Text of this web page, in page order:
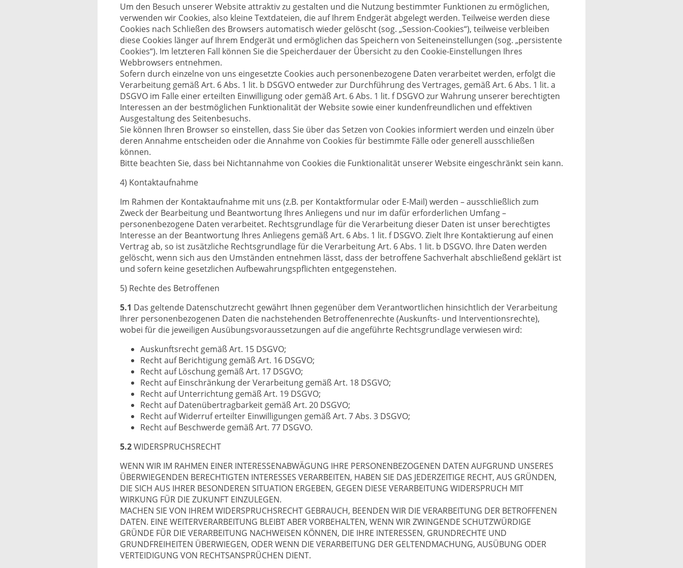
Um den Besuch unserer Website attraktiv zu gestalten und die Nutzung bestimmter Funktionen zu ermöglichen,
verwenden wir Cookies, also kleine Textdateien, die auf Ihrem Endgerät abgelegt werden. Teilweise werden diese
Cookies nach Schließen des Browsers automatisch wieder gelöscht (sog. „Session-Cookies“), teilweise verbleiben
diese Cookies länger auf Ihrem Endgerät und ermöglichen das Speichern von Seiteneinstellungen (sog. „persistente
Cookies“). Im letzteren Fall können Sie die Speicherdauer der Übersicht zu den Cookie-Einstellungen Ihres
Webbrowsers entnehmen.
Sofern durch einzelne von uns eingesetzte Cookies auch personenbezogene Daten verarbeitet werden, erfolgt die
Verarbeitung gemäß Art. 6 Abs. 1 lit. b DSGVO entweder zur Durchführung des Vertrages, gemäß Art. 6 Abs. 1 lit. a
DSGVO im Falle einer erteilten Einwilligung oder gemäß Art. 6 Abs. 1 lit. f DSGVO zur Wahrung unserer berechtigten
Interessen an der bestmöglichen Funktionalität der Website sowie einer kundenfreundlichen und effektiven
Ausgestaltung des Seitenbesuchs.
Sie können Ihren Browser so einstellen, dass Sie über das Setzen von Cookies informiert werden und einzeln über
deren Annahme entscheiden oder die Annahme von Cookies für bestimmte Fälle oder generell ausschließen
können.
Bitte beachten Sie, dass bei Nichtannahme von Cookies die Funktionalität unserer Website eingeschränkt sein kann.
4) Kontaktaufnahme
Im Rahmen der Kontaktaufnahme mit uns (z.B. per Kontaktformular oder E-Mail) werden – ausschließlich zum
Zweck der Bearbeitung und Beantwortung Ihres Anliegens und nur im dafür erforderlichen Umfang –
personenbezogene Daten verarbeitet. Rechtsgrundlage für die Verarbeitung dieser Daten ist unser berechtigtes
Interesse an der Beantwortung Ihres Anliegens gemäß Art. 6 Abs. 1 lit. f DSGVO. Zielt Ihre Kontaktierung auf einen
Vertrag ab, so ist zusätzliche Rechtsgrundlage für die Verarbeitung Art. 6 Abs. 1 lit. b DSGVO. Ihre Daten werden
gelöscht, wenn sich aus den Umständen entnehmen lässt, dass der betroffene Sachverhalt abschließend geklärt ist
und sofern keine gesetzlichen Aufbewahrungspflichten entgegenstehen.
5) Rechte des Betroffenen
5.1 Das geltende Datenschutzrecht gewährt Ihnen gegenüber dem Verantwortlichen hinsichtlich der Verarbeitung
Ihrer personenbezogenen Daten die nachstehenden Betroffenenrechte (Auskunfts- und Interventionsrechte),
wobei für die jeweiligen Ausübungsvoraussetzungen auf die angeführte Rechtsgrundlage verwiesen wird:
Auskunftsrecht gemäß Art. 15 DSGVO;
Recht auf Berichtigung gemäß Art. 16 DSGVO;
Recht auf Löschung gemäß Art. 17 DSGVO;
Recht auf Einschränkung der Verarbeitung gemäß Art. 18 DSGVO;
Recht auf Unterrichtung gemäß Art. 19 DSGVO;
Recht auf Datenübertragbarkeit gemäß Art. 20 DSGVO;
Recht auf Widerruf erteilter Einwilligungen gemäß Art. 7 Abs. 3 DSGVO;
Recht auf Beschwerde gemäß Art. 77 DSGVO.
5.2WIDERSPRUCHSRECHT
WENN WIR IM RAHMEN EINER INTERESSENABWÄGUNG IHRE PERSONENBEZOGENEN DATEN AUFGRUND UNSERES
ÜBERWIEGENDEN BERECHTIGTEN INTERESSES VERARBEITEN, HABEN SIE DAS JEDERZEITIGE RECHT, AUS GRÜNDEN,
DIE SICH AUS IHRER BESONDEREN SITUATION ERGEBEN, GEGEN DIESE VERARBEITUNG WIDERSPRUCH MIT
WIRKUNG FÜR DIE ZUKUNFT EINZULEGEN.
MACHEN SIE VON IHREM WIDERSPRUCHSRECHT GEBRAUCH, BEENDEN WIR DIE VERARBEITUNG DER BETROFFENEN
DATEN. EINE WEITERVERARBEITUNG BLEIBT ABER VORBEHALTEN, WENN WIR ZWINGENDE SCHUTZWÜRDIGE
GRÜNDE FÜR DIE VERARBEITUNG NACHWEISEN KÖNNEN, DIE IHRE INTERESSEN, GRUNDRECHTE UND
GRUNDFREIHEITEN ÜBERWIEGEN, ODER WENN DIE VERARBEITUNG DER GELTENDMACHUNG, AUSÜBUNG ODER
VERTEIDIGUNG VON RECHTSANSPRÜCHEN DIENT.